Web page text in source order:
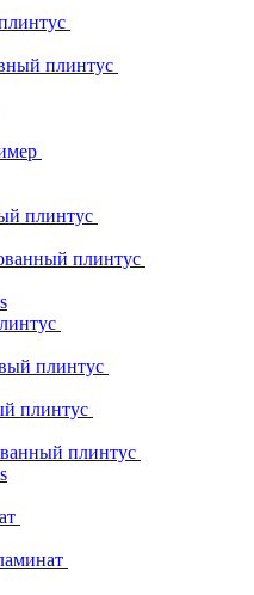
плинтус
плинтус
плинтус
плинтус
плинтус
плинтус